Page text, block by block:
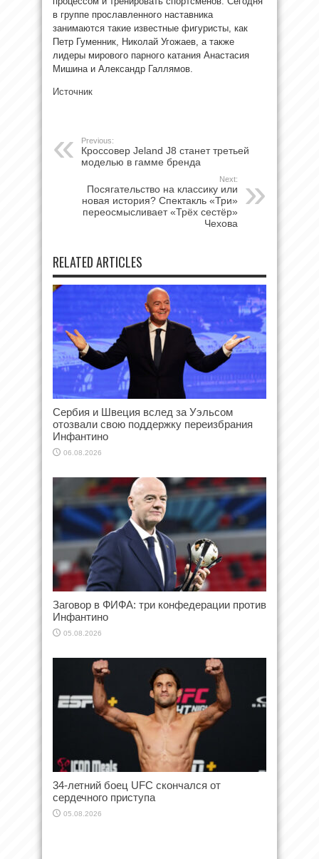
в группе прославленного наставника
занимаются такие известные фигуристы, как
Петр Гуменник, Николай Угожаев, а также
лидеры мирового парного катания Анастасия
Мишина и Александр Галлямов.
Источник
Previous:
Кроссовер Jeland J8 станет третьей
моделью в гамме бренда
Next:
Посягательство на классику или
новая история? Спектакль «Три»
переосмысливает «Трёх сестёр»
Чехова
RELATED ARTICLES
Сербия и Швеция вслед за Уэльсом
отозвали свою поддержку переизбрания
Инфантино
06.08.2026
Заговор в ФИФА: три конфедерации против
Инфантино
05.08.2026
34-летний боец UFC скончался от
сердечного приступа
05.08.2026